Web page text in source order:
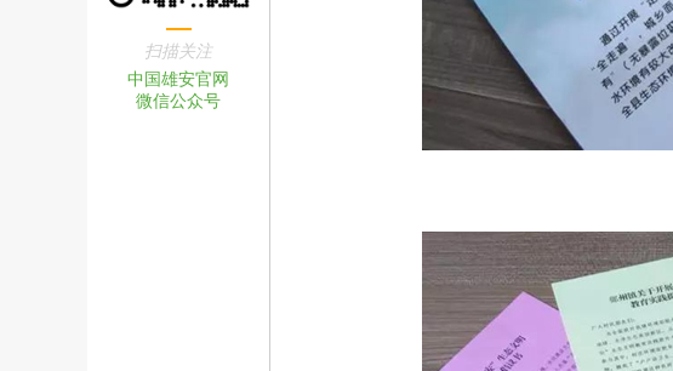
扫描关注
中国雄安官网
微信公众号